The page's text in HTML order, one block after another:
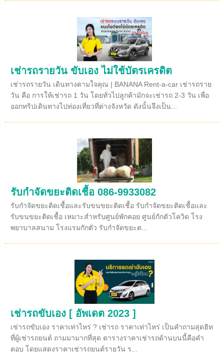
เช่ารถรายวัน ขับเอง ไม่ใช้บัตรเครดิต
เช่ารถรายวัน เดินทางตามใจคุณ | BANANA Rent-a-car เช่ารถราย
วัน คือ การให้เช่ารถ 1 วัน โดยทั่วไปลูกค้ามักจะเช่ารถ 2-3 วัน เพื่อ
ออกทริปเดินทางไปท่องเที่ยวที่ต่างจังหวัด ดังนั้นจึงเป็น...
รับกำจัดขยะติดเชื้อ 086-9933082
รับกำจัดขยะติดเชื้อและรับขนขยะติดเชื้อ รับกำจัดขยะติดเชื้อและ
รับขนขยะติดเชื้อ เหมาะสำหรับศูนย์พักคอย ศูนย์กักตัวโควิด โรง
พยาบาลสนาม โรงแรมกักตัว รับกำจัดขยะต...
เช่ารถขับเอง [ อัพเดต 2023 ]
เช่ารถขับเอง ราคาเท่าไหร่ ? เช่ารถ ราคาเท่าไหร่ เป็นคำถามสุดฮิท
ที่ผู้เช่ารถยนต์ ถามมามากที่สุด ตารางราคาเช่ารถด้านบนนี้คือคำ
ตอบ โดยแสดงราคาเช่ารถยนต์รายวัน ร...